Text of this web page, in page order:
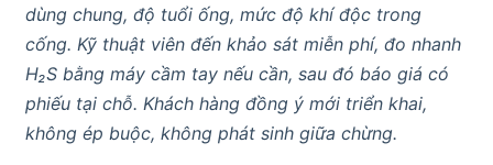
dùng chung, độ tuổi ống, mức độ khí độc trong
cống. Kỹ thuật viên đến khảo sát miễn phí, đo nhanh
H₂S bằng máy cầm tay nếu cần, sau đó báo giá có
phiếu tại chỗ. Khách hàng đồng ý mới triển khai,
không ép buộc, không phát sinh giữa chừng.